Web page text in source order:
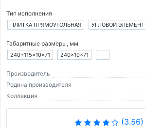
Тип исполнения
ПЛИТКА ПРЯМОУГОЛЬНАЯ УГЛОВОЙ ЭЛЕМЕНТ
Габаритные размеры, мм
240+115×10×71 240×10×71 -
Производитель
Родина производителя
Коллекция
(3.56)